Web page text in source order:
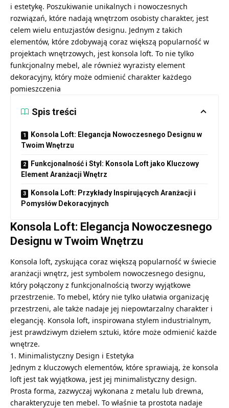
i estetykę. Poszukiwanie unikalnych i nowoczesnych
rozwiązań, które nadają wnętrzom osobisty charakter, jest
celem wielu entuzjastów designu. Jednym z takich
elementów, które zdobywają coraz większą popularność w
projektach wnętrzowych, jest konsola loft. To nie tylko
funkcjonalny mebel, ale również wyrazisty element
dekoracyjny, który może odmienić charakter każdego
pomieszczenia
Spis treści
Konsola Loft: Elegancja Nowoczesnego Designu w
Twoim Wnętrzu
Funkcjonalność i Styl: Konsola Loft jako Kluczowy
Element Aranżacji Wnętrz
Konsola Loft: Przykłady Inspirujących Aranżacji i
Pomysłów Dekoracyjnych
Konsola Loft: Elegancja Nowoczesnego
Designu w Twoim Wnętrzu
Konsola loft, zyskująca coraz większą popularność w świecie
aranżacji wnętrz, jest symbolem nowoczesnego designu,
który połączony z funkcjonalnością tworzy wyjątkowe
przestrzenie. To mebel, który nie tylko ułatwia organizację
przestrzeni, ale także nadaje jej niepowtarzalny charakter i
elegancję. Konsola loft, inspirowana stylem industrialnym,
jest prawdziwym dziełem sztuki, które może odmienić każde
wnętrze.
1. Minimalistyczny Design i Estetyka
Jednym z kluczowych elementów, które sprawiają, że konsola
loft jest tak wyjątkowa, jest jej minimalistyczny design.
Prosta forma, zazwyczaj wykonana z metalu lub drewna,
charakteryzuje ten mebel. To właśnie ta prostota nadaje